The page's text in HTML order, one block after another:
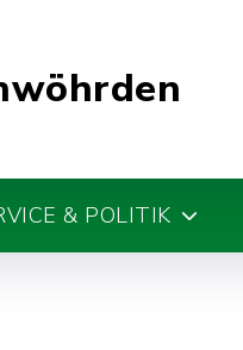
& POLITIK